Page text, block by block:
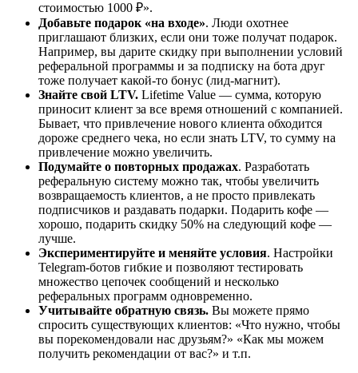
стоимостью 1000 ₽».
Добавьте подарок «на входе». Люди охотнее
приглашают близких, если они тоже получат подарок.
Например, вы дарите скидку при выполнении условий
реферальной программы и за подписку на бота друг
тоже получает какой-то бонус (лид-магнит).
Знайте свой LTV. Lifetime Value — сумма, которую
приносит клиент за все время отношений с компанией.
Бывает, что привлечение нового клиента обходится
дороже среднего чека, но если знать LTV, то сумму на
привлечение можно увеличить.
Подумайте о повторных продажах. Разработать
реферальную систему можно так, чтобы увеличить
возвращаемость клиентов, а не просто привлекать
подписчиков и раздавать подарки. Подарить кофе —
хорошо, подарить скидку 50% на следующий кофе —
лучше.
Экспериментируйте и меняйте условия. Настройки
Telegram-ботов гибкие и позволяют тестировать
множество цепочек сообщений и несколько
реферальных программ одновременно.
Учитывайте обратную связь. Вы можете прямо
спросить существующих клиентов: «Что нужно, чтобы
вы порекомендовали нас друзьям?» «Как мы можем
получить рекомендации от вас?» и т.п.